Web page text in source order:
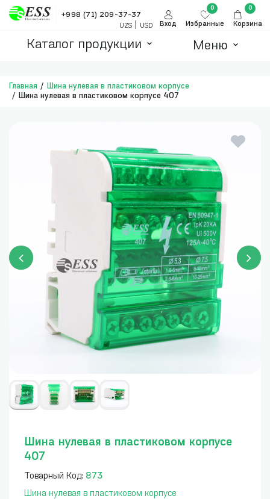
+998 (71) 209-37-37
UZS USD Вход Избранные
0
Корзина
0
Каталог продукции Меню
Главная
Шина нулевая в пластиковом корпусе
Шина нулевая в пластиковом корпусе 407
Шина нулевая в пластиковом корпусе
407
Товарный Код: 873
Шина нулевая в пластиковом корпусе